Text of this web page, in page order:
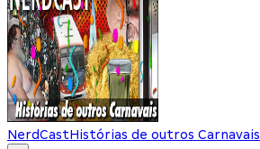
NerdCastHistórias de outros Carnavais